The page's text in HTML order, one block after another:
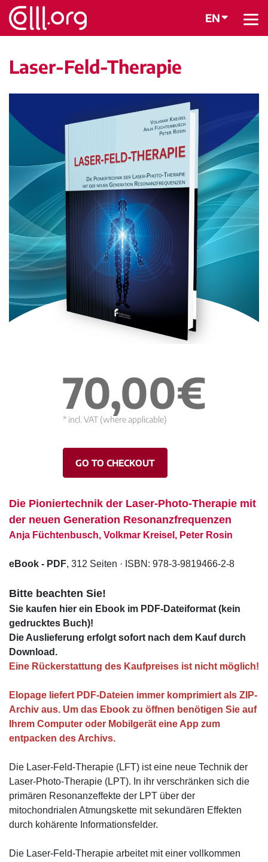
EN
BACK
Laser-Feld-Therapie
70,00€
* incl. VAT (where applicable)
GO TO CHECKOUT
Die Pioniertechnik der Laser-Photo-Therapie mit
der neuen Generation Resonanzfrequenzen
Anja Füchtenbusch, Volkmar Kreisel, Peter Rosin
eBook - PDF, 312 Seiten · ISBN: 978-3-9819466-2-8
Bitte beachten Sie!
Sie kaufen hier ein Ebook im PDF-Dateiformat (kein
gedrucktes Buch)!
Die Auslieferung erfolgt sofort nach dem Kauf durch
Download.
Eine Rückerstattung des Kaufpreises ist nicht möglich!
Elopage liefert PDF-Dateien immer komprimiert als ZIP-
Archiv aus. Um das Ebook zu öffnen benötigen Sie auf
Ihrem Computer oder Mobilgerät eine App zum
entpacken des Archivs.
Die Laser-Feld-Therapie (LFT) ist eine neue Technik der
Laser-Photo-Therapie (LPT). In ihr verschränken sich die
primären Resonanzeffekte der LPT über der
mitochondrialen Atmungskette mit sekundären Effekten
durch kohärente Informationsfelder.
Die Laser-Feld-Therapie arbeitet mit einer vollkommen